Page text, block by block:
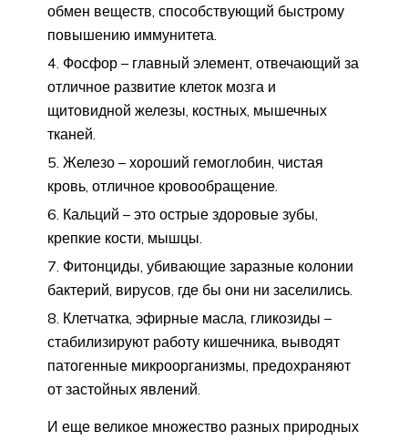
обмен веществ, способствующий быстрому
повышению иммунитета.
Фосфор – главный элемент, отвечающий за
отличное развитие клеток мозга и
щитовидной железы, костных, мышечных
тканей.
Железо – хороший гемоглобин, чистая
кровь, отличное кровообращение.
Кальций – это острые здоровые зубы,
крепкие кости, мышцы.
Фитонциды, убивающие заразные колонии
бактерий, вирусов, где бы они ни заселились.
Клетчатка, эфирные масла, гликозиды –
стабилизируют работу кишечника, выводят
патогенные микроорганизмы, предохраняют
от застойных явлений.
И еще великое множество разных природных